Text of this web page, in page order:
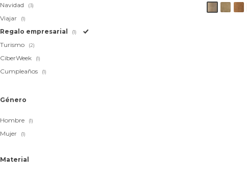
Navidad (3)
Viajar (1)
Regalo empresarial (1)
Turismo (2)
CiberWeek (1)
Cumpleaños (1)
Género
Hombre (1)
Mujer (1)
Material